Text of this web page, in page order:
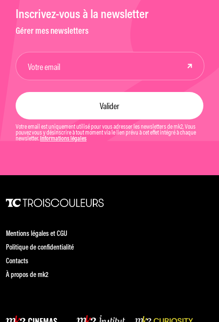
Inscrivez-vous à la newsletter
Gérer mes newsletters
Votre email est uniquement utilisé pour vous adresser les newsletters de mk2. Vous
pouvez vous y désinscrire à tout moment via le lien prévu à cet effet intégré à chaque
newsletter. Informations légales
Mentions légales et CGU
Politique de confidentialité
Contacts
À propos de mk2